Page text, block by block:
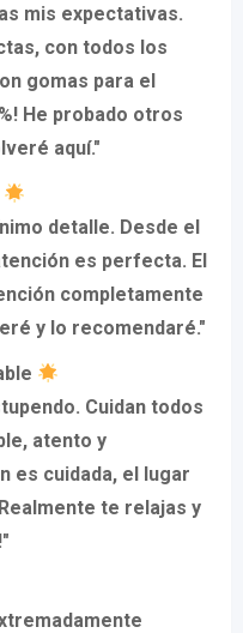
mis expectativas.
con todos los
gomas para el
He probado otros
aquí."
detalle. Desde el
es perfecta. El
completamente
y lo recomendaré."
Cuidan todos
atento y
es cuidada, el lugar
te relajas y